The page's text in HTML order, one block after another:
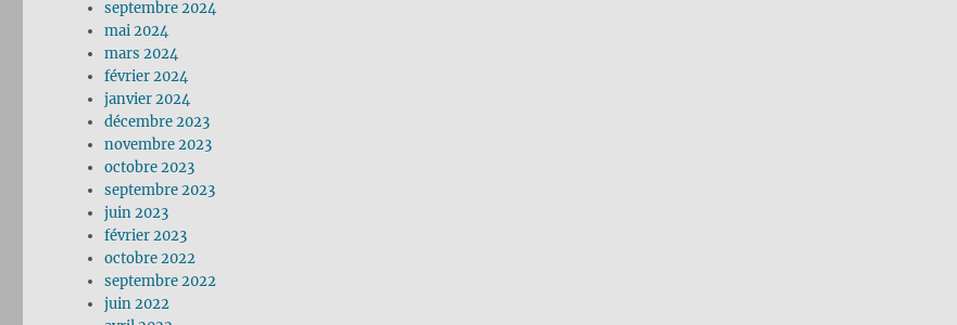
septembre 2024
mai 2024
mars 2024
février 2024
janvier 2024
décembre 2023
novembre 2023
octobre 2023
septembre 2023
juin 2023
février 2023
octobre 2022
septembre 2022
juin 2022